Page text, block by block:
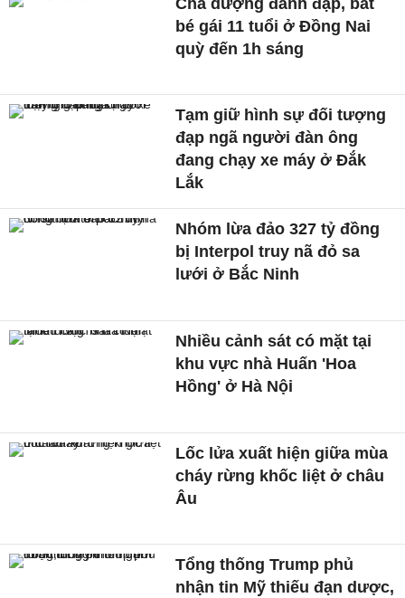
bé gái 11 tuổi ở Đồng Nai
quỳ đến 1h sáng
Tạm giữ hình sự đối tượng
đạp ngã người đàn ông
đang chạy xe máy ở Đắk
Lắk
Nhóm lừa đảo 327 tỷ đồng
bị Interpol truy nã đỏ sa
lưới ở Bắc Ninh
Nhiều cảnh sát có mặt tại
khu vực nhà Huấn 'Hoa
Hồng' ở Hà Nội
Lốc lửa xuất hiện giữa mùa
cháy rừng khốc liệt ở châu
Âu
Tổng thống Trump phủ
nhận tin Mỹ thiếu đạn dược,